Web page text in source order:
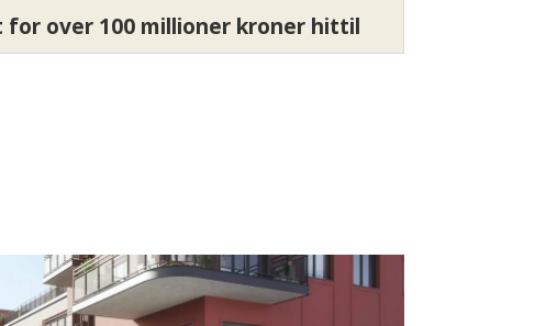
for over 100 millioner kroner hittil